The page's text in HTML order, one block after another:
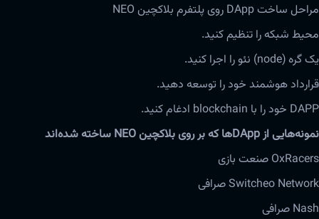
مراحل ساخت DApp روی پلتفرم بلاکچین NEO
محیط شبکه را تنظیم کنید.
یک گره (node) نئو را اجرا کنید.
قرارداد هوشمند خود را توسعه دهید.
DAPP خود را با blockchain ادغام کنید.
نمونه‌هایی از DApp‌ها که بر‌‌ روی بلاکچین NEO ساخته شده‌اند
OxRacers صنعت بازی
Switcheo Network صرافی
Nash صرافی